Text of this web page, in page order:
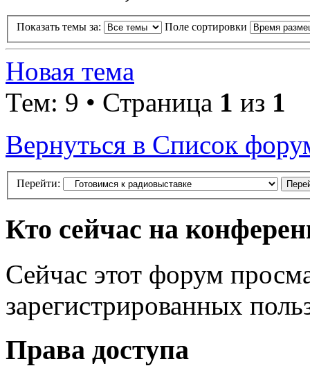
Показать темы за: Поле сортировки
Новая тема
Тем: 9 • Страница 1 из 1
Вернуться в Список
Перейти:
Кто сейчас на
Сейчас этот форум
зарегистрированных
Права доступа